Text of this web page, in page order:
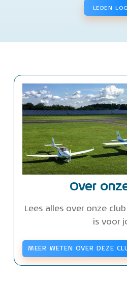
LEDEN
Over
Lees alles over onze
is voor
MEER WETEN OVER DEZE